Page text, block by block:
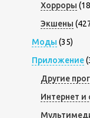
Хорроры
Экшены
Моды (35)
Приложение
Другие
Интернет и